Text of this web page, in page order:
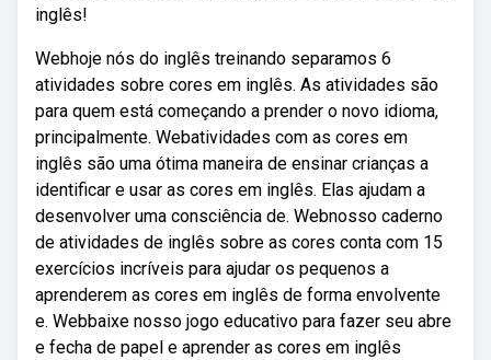
inglês!
Webhoje nós do inglês treinando separamos 6
atividades sobre cores em inglês. As atividades são
para quem está começando a prender o novo idioma,
principalmente. Webatividades com as cores em
inglês são uma ótima maneira de ensinar crianças a
identificar e usar as cores em inglês. Elas ajudam a
desenvolver uma consciência de. Webnosso caderno
de atividades de inglês sobre as cores conta com 15
exercícios incríveis para ajudar os pequenos a
aprenderem as cores em inglês de forma envolvente
e. Webbaixe nosso jogo educativo para fazer seu abre
e fecha de papel e aprender as cores em inglês